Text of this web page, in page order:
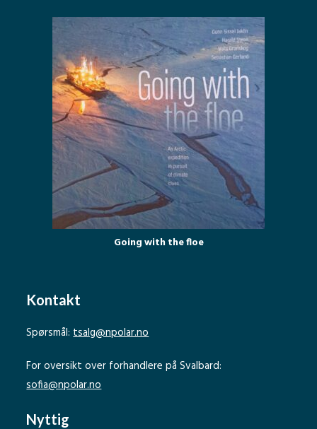
Going with the floe
Kontakt
Spørsmål:tsalg@npolar.no
For oversikt over forhandlere på Svalbard:
sofia@npolar.no
Nyttig